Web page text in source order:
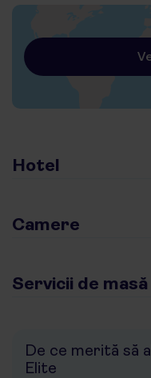
Hotel
Camere
Servicii de masă
De ce merită să
Elite